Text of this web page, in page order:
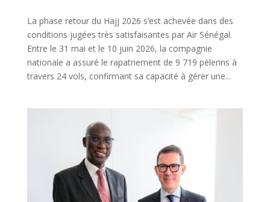
La phase retour du Hajj 2026 s’est achevée dans des
conditions jugées très satisfaisantes par Air Sénégal.
Entre le 31 mai et le 10 juin 2026, la compagnie
nationale a assuré le rapatriement de 9 719 pèlerins à
travers 24 vols, confirmant sa capacité à gérer une...